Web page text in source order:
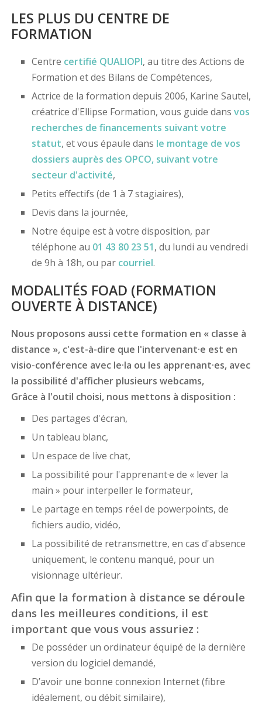
LES PLUS DU CENTRE DE
FORMATION
Centre certifié QUALIOPI, au titre des Actions de
Formation et des Bilans de Compétences,
Actrice de la formation depuis 2006, Karine Sautel,
créatrice d'Ellipse Formation, vous guide dans vos
recherches de financements suivant votre
statut, et vous épaule dans le montage de vos
dossiers auprès des OPCO, suivant votre
secteur d'activité,
Petits effectifs (de 1 à 7 stagiaires),
Devis dans la journée,
Notre équipe est à votre disposition, par
téléphone au 01 43 80 23 51, du lundi au vendredi
de 9h à 18h, ou par courriel.
MODALITÉS FOAD (FORMATION
OUVERTE À DISTANCE)
Nous proposons aussi cette formation en « classe à
distance », c'est-à-dire que l'intervenant·e est en
visio-conférence avec le·la ou les apprenant·es, avec
la possibilité d'afficher plusieurs webcams,
Grâce à l'outil choisi, nous mettons à disposition :
Des partages d'écran,
Un tableau blanc,
Un espace de live chat,
La possibilité pour l'apprenant·e de « lever la
main » pour interpeller le formateur,
Le partage en temps réel de powerpoints, de
fichiers audio, vidéo,
La possibilité de retransmettre, en cas d'absence
uniquement, le contenu manqué, pour un
visionnage ultérieur.
Afin que la formation à distance se déroule
dans les meilleures conditions, il est
important que vous vous assuriez :
De posséder un ordinateur équipé de la dernière
version du logiciel demandé,
D’avoir une bonne connexion Internet (fibre
idéalement, ou débit similaire),